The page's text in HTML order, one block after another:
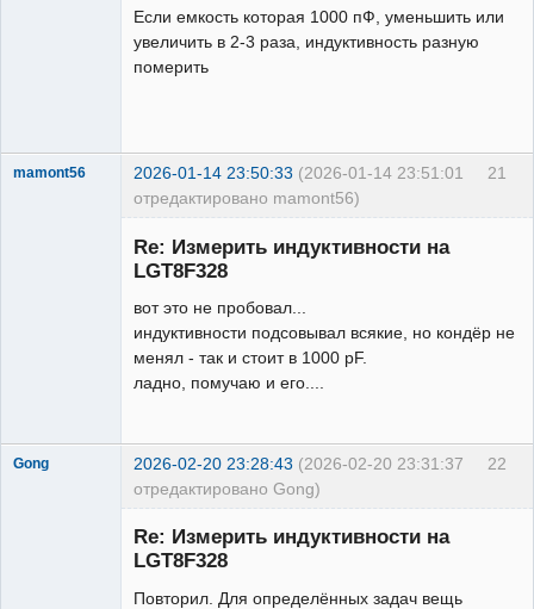
Если емкость которая 1000 пФ, уменьшить или
увеличить в 2-3 раза, индуктивность разную
померить
21
mamont56 2026-01-14 23:50:33 (2026-01-14 23:51:01
отредактировано mamont56)
Re: Измерить индуктивности на
LGT8F328
вот это не пробовал...
индуктивности подсовывал всякие, но кондёр не
менял - так и стоит в 1000 pF.
ладно, помучаю и его....
22
Gong 2026-02-20 23:28:43 (2026-02-20 23:31:37
отредактировано Gong)
Re: Измерить индуктивности на
LGT8F328
Повторил. Для определённых задач вещь